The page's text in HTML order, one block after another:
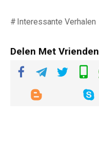
Interessante Verhalen
Delen Met Vrienden